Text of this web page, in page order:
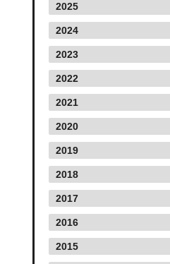
2025
2024
2023
2022
2021
2020
2019
2018
2017
2016
2015